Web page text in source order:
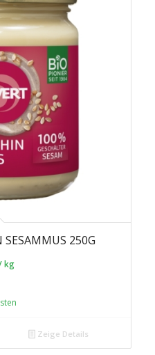
SESAMMUS 250G
kg
Zeige Details